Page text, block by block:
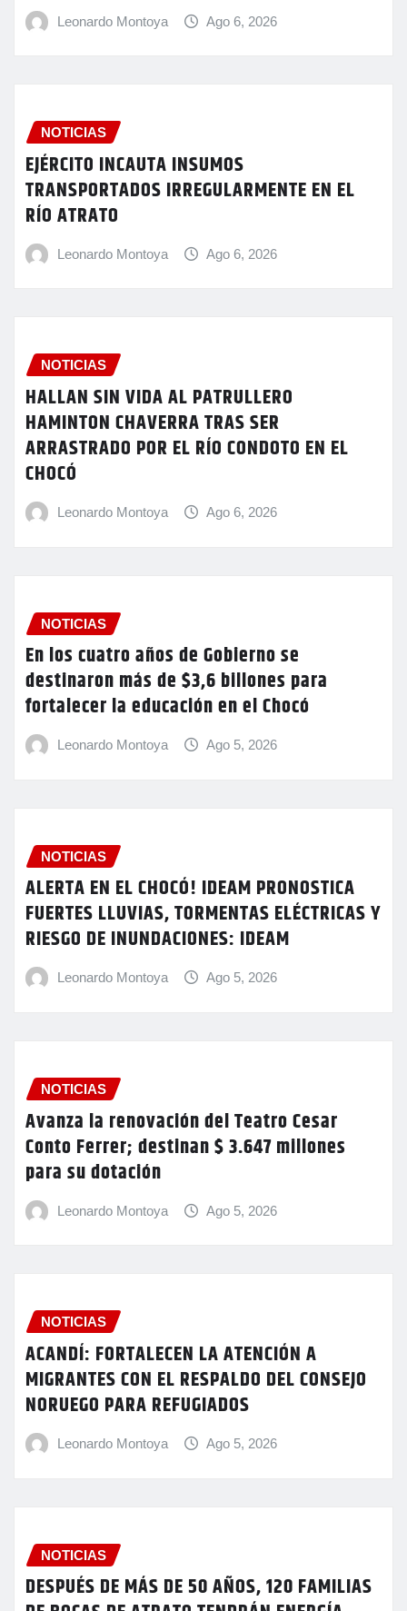
Leonardo Montoya Ago 6, 2026
NOTICIAS
EJÉRCITO INCAUTA INSUMOS
TRANSPORTADOS IRREGULARMENTE EN EL
RÍO ATRATO
Leonardo Montoya Ago 6, 2026
NOTICIAS
HALLAN SIN VIDA AL PATRULLERO
HAMINTON CHAVERRA TRAS SER
ARRASTRADO POR EL RÍO CONDOTO EN EL
CHOCÓ
Leonardo Montoya Ago 6, 2026
NOTICIAS
En los cuatro años de Gobierno se
destinaron más de $3,6 billones para
fortalecer la educación en el Chocó
Leonardo Montoya Ago 5, 2026
NOTICIAS
ALERTA EN EL CHOCÓ! IDEAM PRONOSTICA
FUERTES LLUVIAS, TORMENTAS ELÉCTRICAS Y
RIESGO DE INUNDACIONES: IDEAM
Leonardo Montoya Ago 5, 2026
NOTICIAS
Avanza la renovación del Teatro Cesar
Conto Ferrer; destinan $ 3.647 millones
para su dotación
Leonardo Montoya Ago 5, 2026
NOTICIAS
ACANDÍ: FORTALECEN LA ATENCIÓN A
MIGRANTES CON EL RESPALDO DEL CONSEJO
NORUEGO PARA REFUGIADOS
Leonardo Montoya Ago 5, 2026
NOTICIAS
DESPUÉS DE MÁS DE 50 AÑOS, 120 FAMILIAS